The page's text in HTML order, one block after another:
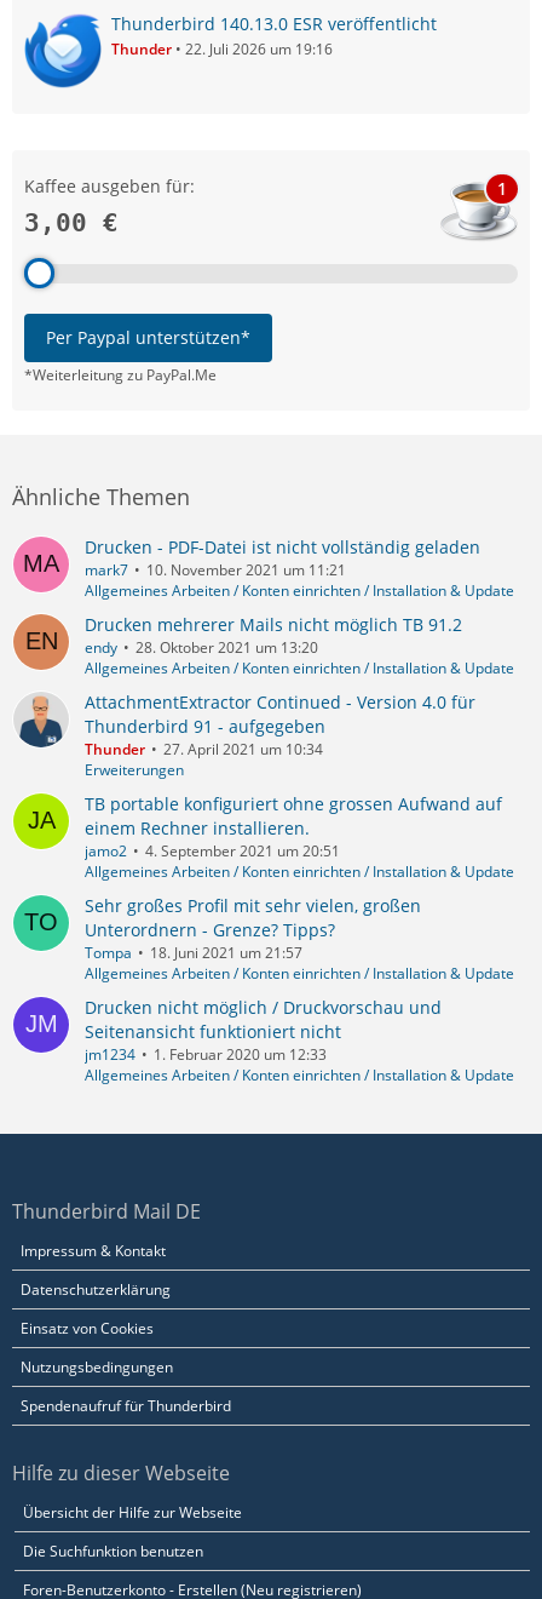
Thunderbird 140.13.0 ESR veröffentlicht
Thunder 22. Juli 2026 um 19:16
Kaffee ausgeben für:
3,00 €
1
Per Paypal unterstützen*
*Weiterleitung zu PayPal.Me
Ähnliche Themen
Drucken - PDF-Datei ist nicht vollständig geladen
mark7
10. November 2021 um 11:21
Allgemeines Arbeiten / Konten einrichten / Installation & Update
Drucken mehrerer Mails nicht möglich TB 91.2
endy
28. Oktober 2021 um 13:20
Allgemeines Arbeiten / Konten einrichten / Installation & Update
AttachmentExtractor Continued - Version 4.0 für
Thunderbird 91 - aufgegeben
Thunder
27. April 2021 um 10:34
Erweiterungen
TB portable konfiguriert ohne grossen Aufwand auf
einem Rechner installieren.
jamo2
4. September 2021 um 20:51
Allgemeines Arbeiten / Konten einrichten / Installation & Update
Sehr großes Profil mit sehr vielen, großen
Unterordnern - Grenze? Tipps?
Tompa
18. Juni 2021 um 21:57
Allgemeines Arbeiten / Konten einrichten / Installation & Update
Drucken nicht möglich / Druckvorschau und
Seitenansicht funktioniert nicht
jm1234
1. Februar 2020 um 12:33
Allgemeines Arbeiten / Konten einrichten / Installation & Update
Thunderbird Mail DE
Impressum & Kontakt
Datenschutzerklärung
Einsatz von Cookies
Nutzungsbedingungen
Spendenaufruf für Thunderbird
Hilfe zu dieser Webseite
Übersicht der Hilfe zur Webseite
Die Suchfunktion benutzen
Foren-Benutzerkonto - Erstellen (Neu registrieren)